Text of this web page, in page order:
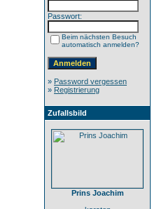
Passwort:
Beim nächsten Besuch
automatisch anmelden?
» Password vergessen
» Registrierung
Zufallsbild
Prins Joachim